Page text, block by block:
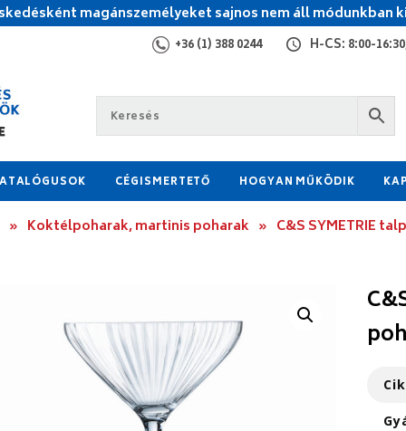
magánszemélyeket sajnos nem áll módunkban
+36 (1) 388 0244 H-CS: 8:00-
CÉGISMERTETŐ HOGYAN MŰKÖDIK
» Koktélpoharak, martinis poharak » C&S SYMETRIE